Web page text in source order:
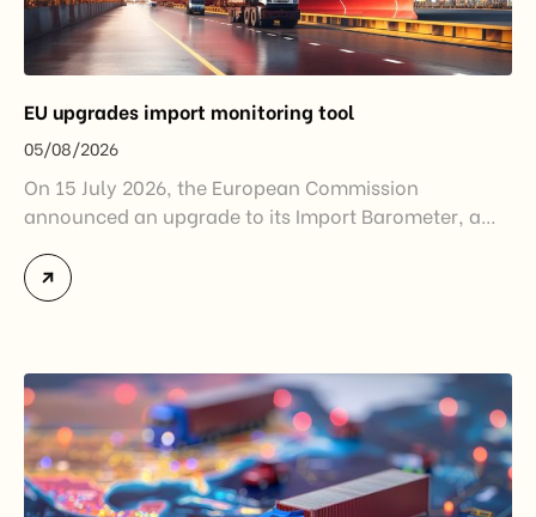
EU upgrades import monitoring tool
05/08/2026
On 15 July 2026, the European Commission
announced an upgrade to its Import Barometer, a
monitor import trends across the European Union.
While the update does not introduce new tariffs or
disruptions after […]